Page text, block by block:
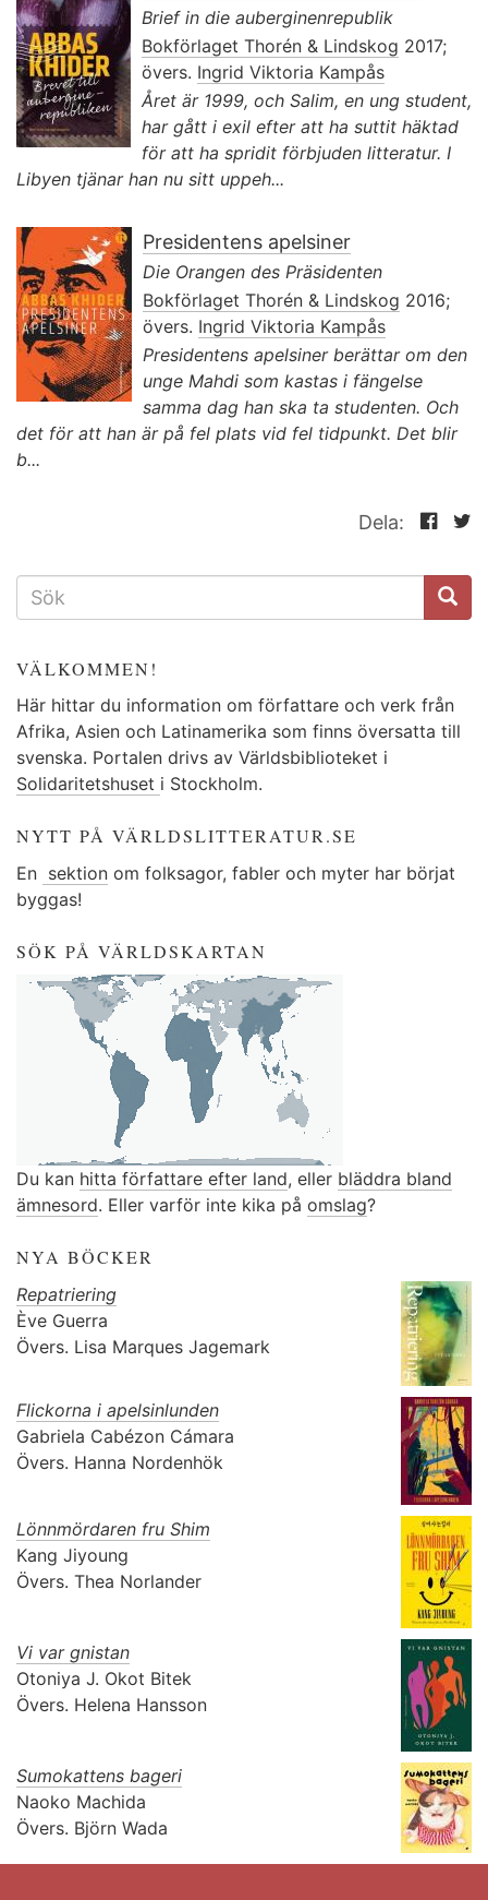
Brief in die auberginenrepublik
Bokförlaget Thorén & Lindskog 2017;
övers. Ingrid Viktoria Kampås
Året är 1999, och Salim, en ung student,
har gått i exil efter att ha suttit häktad
för att ha spridit förbjuden litteratur. I
Libyen tjänar han nu sitt uppeh...
Presidentens apelsiner
Die Orangen des Präsidenten
Bokförlaget Thorén & Lindskog 2016;
övers. Ingrid Viktoria Kampås
Presidentens apelsiner berättar om den
unge Mahdi som kastas i fängelse
samma dag han ska ta studenten. Och
det för att han är på fel plats vid fel tidpunkt. Det blir
b...
Dela:
SÖKFORMULÄR
VÄLKOMMEN!
Här hittar du information om författare och verk från
Afrika, Asien och Latinamerika som finns översatta till
svenska. Portalen drivs av Världsbiblioteket i
Solidaritetshuset i Stockholm.
NYTT PÅ VÄRLDSLITTERATUR.SE
En sektion om folksagor, fabler och myter har börjat
byggas!
SÖK PÅ VÄRLDSKARTAN
Du kan hitta författare efter land, eller bläddra bland
ämnesord. Eller varför inte kika på omslag?
NYA BÖCKER
Repatriering
Ève Guerra
Övers. Lisa Marques Jagemark
Flickorna i apelsinlunden
Gabriela Cabézon Cámara
Övers. Hanna Nordenhök
Lönnmördaren fru Shim
Kang Jiyoung
Övers. Thea Norlander
Vi var gnistan
Otoniya J. Okot Bitek
Övers. Helena Hansson
Sumokattens bageri
Naoko Machida
Övers. Björn Wada